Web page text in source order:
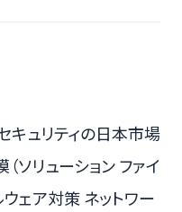
キュリティの日本市場
ソリューション ファイ
ェア対策 ネットワー